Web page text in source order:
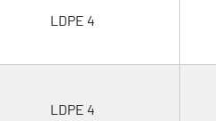
LDPE 4
LDPE 4